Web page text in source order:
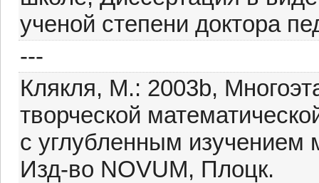
ученой степени доктора
---
Клякля, M.: 2003b,
творческой
с углубленным
Изд-во NOVUM, Плоцк.